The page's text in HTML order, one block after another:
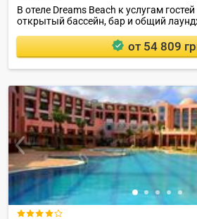
В отеле Dreams Beach к услугам
открытый бассейн, бар и общий
от 54 809
